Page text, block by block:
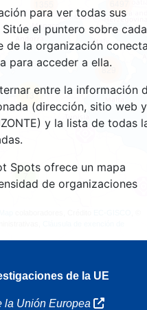
para ver todas sus
el puntero sobre cada
de la organización
para acceder a ella.
entre la información
(dirección, sitio web y
y la lista de todas
Spots ofrece un mapa
de organizaciones
7
13
829
de la UE
la Unión Europea